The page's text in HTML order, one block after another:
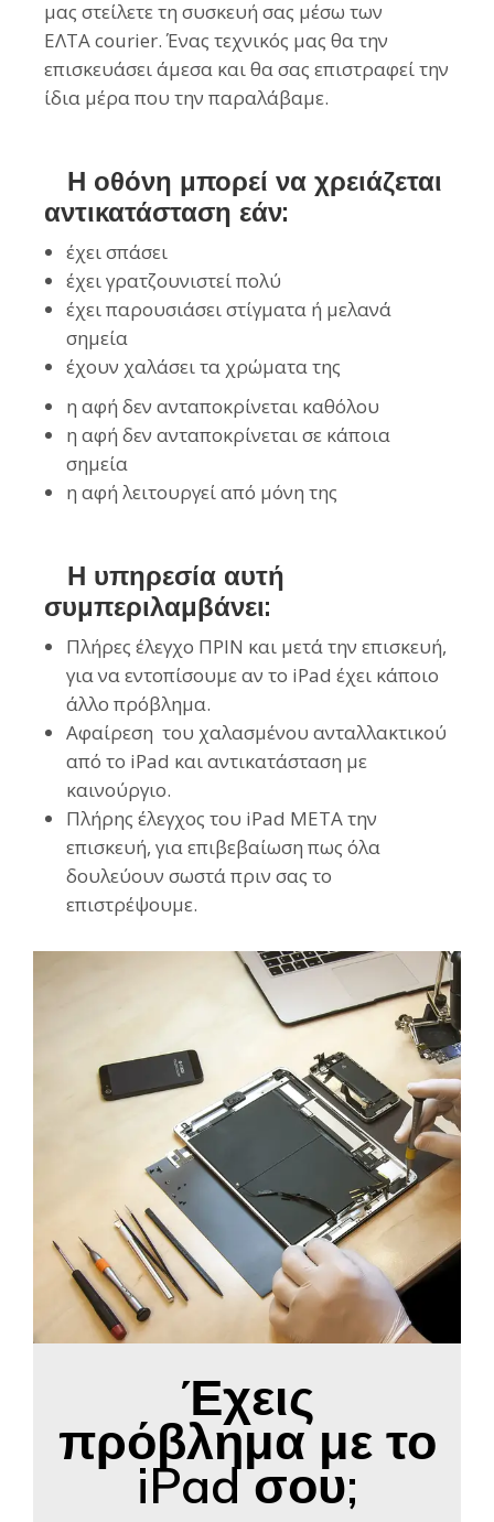
μας στείλετε τη συσκευή σας μέσω των
ΕΛΤΑ courier. Ένας τεχνικός μας θα την
επισκευάσει άμεσα και θα σας επιστραφεί την
ίδια μέρα που την παραλάβαμε.
Η οθόνη μπορεί να χρειάζεται
αντικατάσταση εάν:
έχει σπάσει
έχει γρατζουνιστεί πολύ
έχει παρουσιάσει στίγματα ή μελανά
σημεία
έχουν χαλάσει τα χρώματα της
η αφή δεν ανταποκρίνεται καθόλου
η αφή δεν ανταποκρίνεται σε κάποια
σημεία
η αφή λειτουργεί από μόνη της
Η υπηρεσία αυτή
συμπεριλαμβάνει:
Πλήρες έλεγχο ΠΡΙΝ και μετά την επισκευή,
για να εντοπίσουμε αν το iPad έχει κάποιο
άλλο πρόβλημα.
Αφαίρεση του χαλασμένου ανταλλακτικού
από το iPad και αντικατάσταση με
καινούργιο.
Πλήρης έλεγχος του iPad ΜΕΤΑ την
επισκευή, για επιβεβαίωση πως όλα
δουλεύουν σωστά πριν σας το
επιστρέψουμε.
Έχεις
πρόβλημα με το
iPad σου;